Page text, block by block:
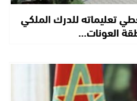
تعليماته للدرك الملكي
العونات…